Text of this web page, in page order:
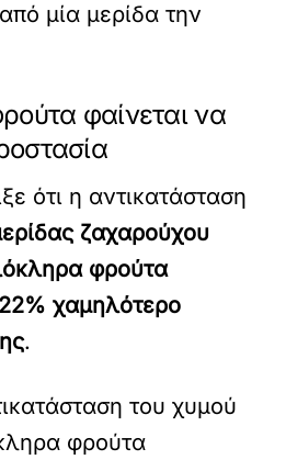
μία μερίδα την
φαίνεται να
ότι η αντικατάσταση
ζαχαρούχου
φρούτα
χαμηλότερο
.
του χυμού
φρούτα